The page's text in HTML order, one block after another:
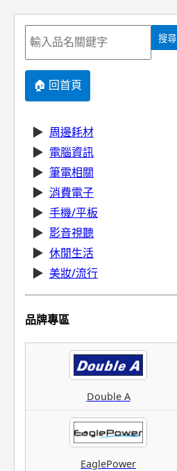
搜尋
🏠 回首頁
▶ 周邊耗材
▶ 電腦資訊
▶ 筆電相關
▶ 消費電子
▶ 手機/平板
▶ 影音視聽
▶ 休閒生活
▶ 美妝/流行
品牌專區
Double A
EaglePower